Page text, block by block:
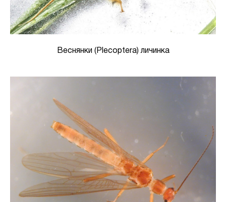
Веснянки (Plecoptera) личинка